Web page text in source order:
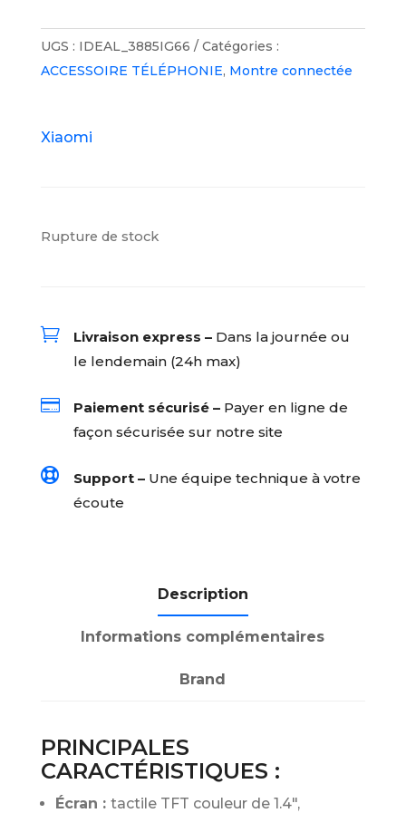
UGS : IDEAL_3885IG66
Catégories :
ACCESSOIRE TÉLÉPHONIE, Montre connectée
Xiaomi
Rupture de stock
 Livraison express –Dans la journée ou
le lendemain (24h max)
 Paiement sécurisé –Payer en ligne de
façon sécurisée sur notre site
 Support –Une équipe technique à votre
écoute
Description
Informations complémentaires
Brand
PRINCIPALES
CARACTÉRISTIQUES :
Écran : tactile TFT couleur de 1.4",